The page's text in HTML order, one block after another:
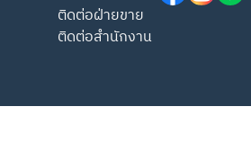
ติดต่อฝ่ายขาย
ติดต่อสำนักงาน